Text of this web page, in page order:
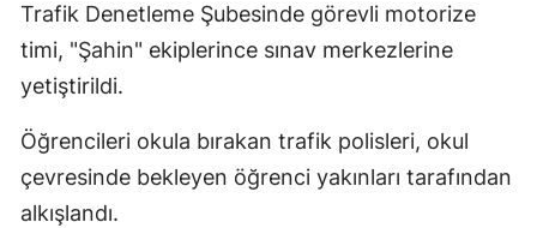
Gümüşhane
Hatay
Isparta
Trafik Denetleme Şubesinde görevli motorize
timi, "Şahin" ekiplerince sınav merkezlerine
yetiştirildi.
Öğrencileri okula bırakan trafik polisleri, okul
çevresinde bekleyen öğrenci yakınları tarafından
alkışlandı.